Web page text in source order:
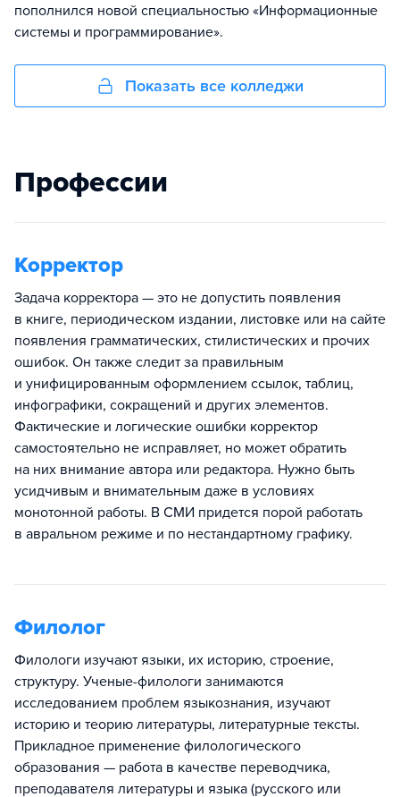
пополнился новой специальностью «Информационные
системы и программирование».
Показать все колледжи
Профессии
Корректор
Задача корректора — это не допустить появления
в книге, периодическом издании, листовке или на сайте
появления грамматических, стилистических и прочих
ошибок. Он также следит за правильным
и унифицированным оформлением ссылок, таблиц,
инфографики, сокращений и других элементов.
Фактические и логические ошибки корректор
самостоятельно не исправляет, но может обратить
на них внимание автора или редактора. Нужно быть
усидчивым и внимательным даже в условиях
монотонной работы. В СМИ придется порой работать
в авральном режиме и по нестандартному графику.
Филолог
Филологи изучают языки, их историю, строение,
структуру. Ученые-филологи занимаются
исследованием проблем языкознания, изучают
историю и теорию литературы, литературные тексты.
Прикладное применение филологического
образования — работа в качестве переводчика,
преподавателя литературы и языка (русского или